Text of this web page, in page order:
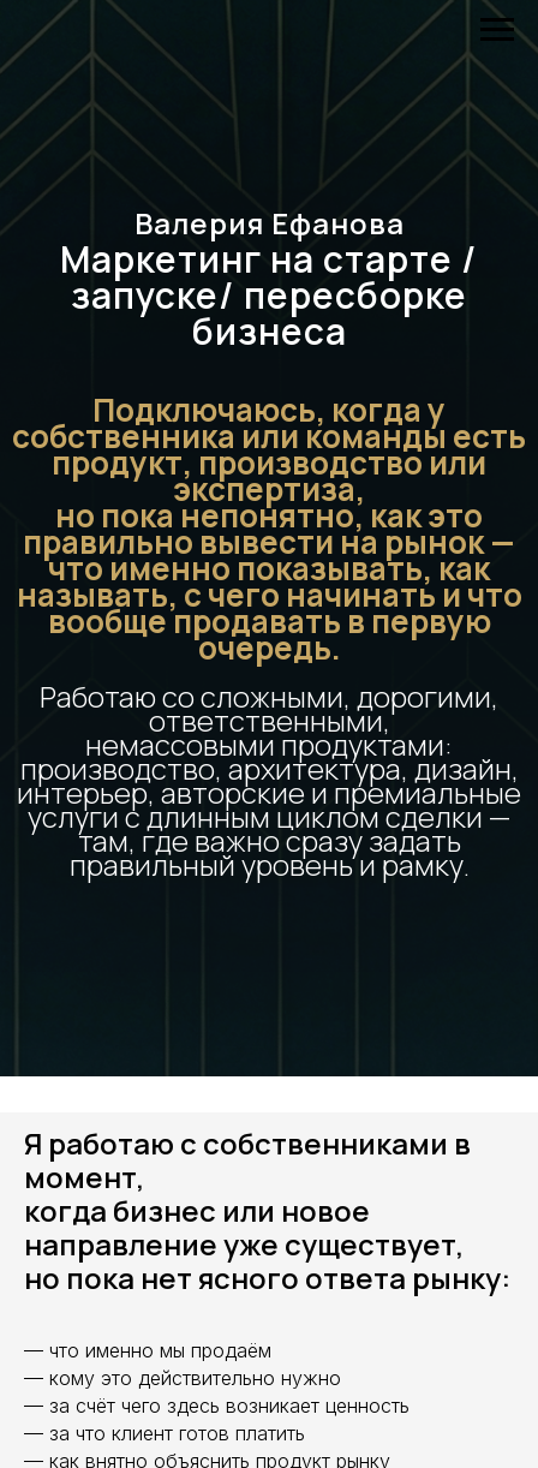
Валерия Ефанова
Маркетинг на старте /
запуске/ пересборке
бизнеса
Подключаюсь, когда у
собственника или команды есть
продукт, производство или
экспертиза,
но пока непонятно, как это
правильно вывести на рынок —
что именно показывать, как
называть, с чего начинать и что
вообще продавать в первую
очередь.
Работаю со сложными, дорогими,
ответственными,
немассовыми продуктами:
производство, архитектура, дизайн,
интерьер, авторские и премиальные
услуги с длинным циклом сделки —
там, где важно сразу задать
правильный уровень и рамку.
Я работаю с собственниками в
момент,
когда бизнес или новое
направление уже существует,
но пока нет ясного ответа рынку:
— что именно мы продаём
— кому это действительно нужно
— за счёт чего здесь возникает ценность
— за что клиент готов платить
— как внятно объяснить продукт рынку